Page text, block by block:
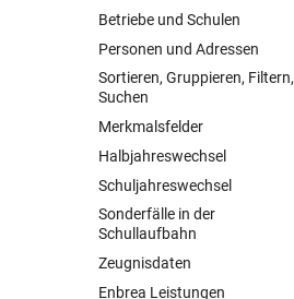
Betriebe und Schulen
Personen und Adressen
Sortieren, Gruppieren, Filtern,
Suchen
Merkmalsfelder
Halbjahreswechsel
Schuljahreswechsel
Sonderfälle in der
Schullaufbahn
Zeugnisdaten
Fachdaten
Enbrea Leistungen